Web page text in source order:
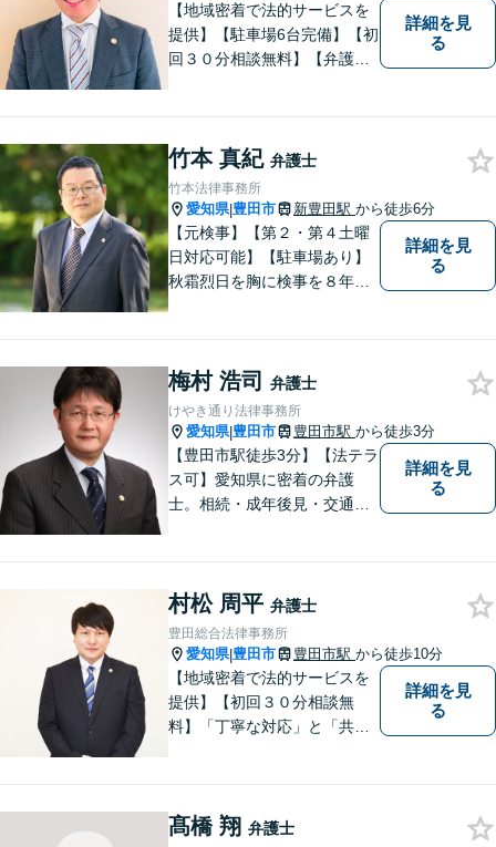
【地域密着で法的サービスを
提供】【駐車場6台完備】【初
回３０分相談無料】【弁護士3
のお困りごとを迅速に解決い
たします。
詳細を見
る
竹本 真紀 弁護士
竹本法律事務所
愛知県|豊田市 新豊田駅 から徒歩6分
【元検事】【第２・第４土曜
日対応可能】【駐車場あり】
秋霜烈日を胸に検事を８年，
添い，「この地域」の方々の
悩みに対して一緒に解決を目
指したいと思います。お待ち
しております。
詳細を見
る
梅村 浩司 弁護士
けやき通り法律事務所
愛知県|豊田市 豊田市駅 から徒歩3分
【豊田市駅徒歩3分】【法テラ
ス可】愛知県に密着の弁護
士。相続・成年後見・交通事
談ください。【駐車場あり】
詳細を見
る
村松 周平 弁護士
豊田総合法律事務所
愛知県|豊田市 豊田市駅 から徒歩10分
【地域密着で法的サービスを
提供】【初回３０分相談無
料】「丁寧な対応」と「共
詳細を見
る
髙橋 翔 弁護士